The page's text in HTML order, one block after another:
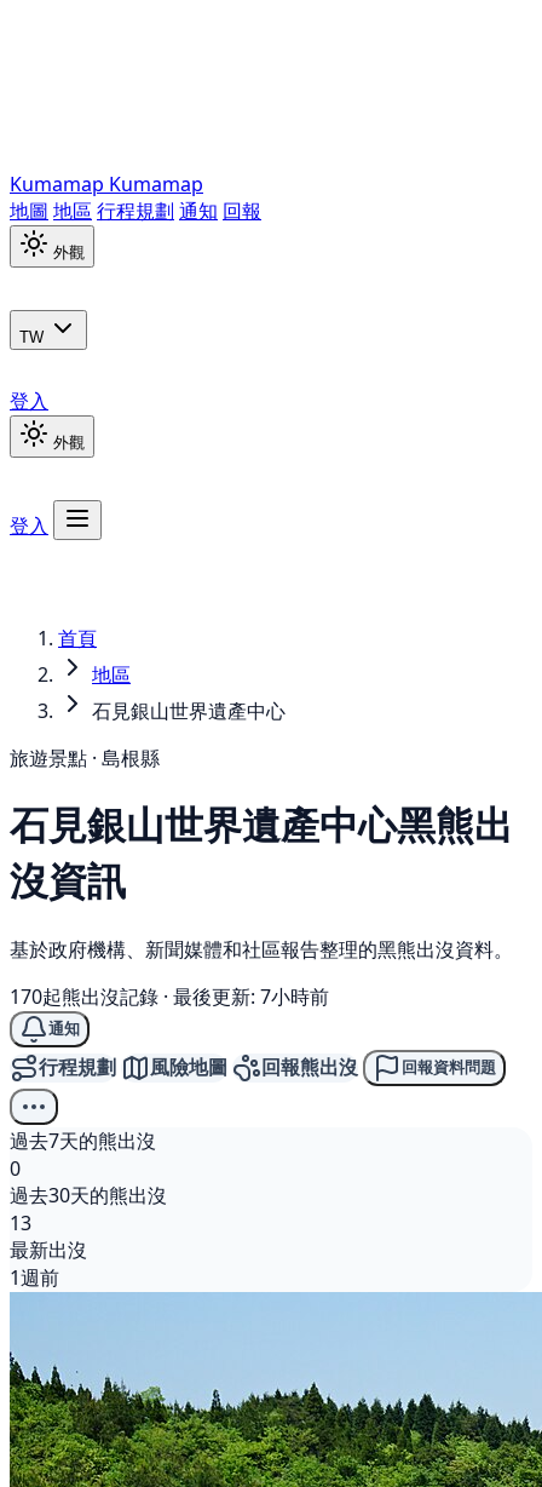
Kumamap Kumamap
地圖 地區 行程規劃 通知 回報
外觀
TW
登入
外觀
登入
首頁
地區
石見銀山世界遺產中心
旅遊景點 · 島根縣
石見銀山世界遺產中心黑熊出
沒資訊
基於政府機構、新聞媒體和社區報告整理的黑熊出沒資料。
170起熊出沒記錄 · 最後更新: 7小時前
通知
行程規劃 風險地圖 回報熊出沒 回報資料問題
過去7天的熊出沒
0
過去30天的熊出沒
13
最新出沒
1週前